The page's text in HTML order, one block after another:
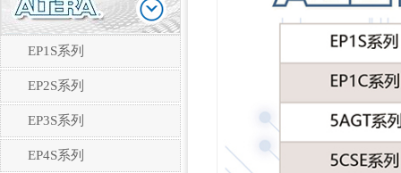
EP1S系列
EP2S系列
EP3S系列
EP4S系列